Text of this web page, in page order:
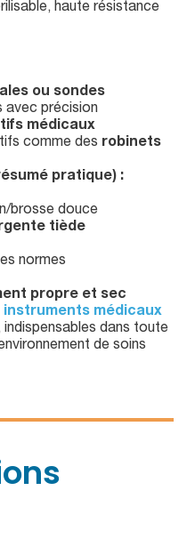
haute résistance
ou sondes
avec précision
médicaux
comme des robinets
pratique) :
brosse douce
tiède
normes
propre et sec
instruments médicaux
indispensables dans toute
de soins